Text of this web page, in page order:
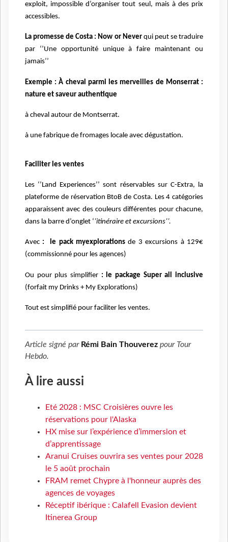
exploit, impossible d’organiser tout seul, mais à des prix
accessibles.
La promesse de Costa : Now or Neverqui peut se traduire
par ‘’Une opportunité unique à faire maintenant ou
jamais’’
Exemple : À cheval parmi les merveilles de Monserrat :
nature et saveur authentique
à cheval autour de Montserrat.
à une fabrique de fromages locale avec dégustation.
Faciliter les ventes
Les ‘’Land Experiences’’ sont réservables sur C-Extra, la
plateforme de réservation BtoB de Costa. Les 4 catégories
apparaissent avec des couleurs différentes pour chacune,
dans la barre d’onglet ‘’itinéraire et excursions’’.
Avec : le pack myexplorationsde 3 excursions à 129€
(commissionné pour les agences)
Ou pour plus simplifier : le package Super all inclusive
(forfait my Drinks + My Explorations)
Tout est simplifié pour faciliter les ventes.
Article signé par Rémi Bain Thouverez pour Tour
Hebdo.
À lire aussi
Eté 2028 : MSC Croisières ouvre les
réservations pour l'Alaska
HX mise sur l’expérience d’immersion et
d’apprentissage
Aranui Cruises ouvrira ses ventes pour 2028
le 5 août prochain
FRAM remet Chypre à l'honneur auprès des
agences de voyages
Réceptif ibérique : Calafell Evasion devient
Itinerea Group